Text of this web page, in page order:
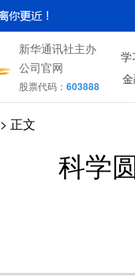
新华通讯社主办
公司官网
股票代码： 603888
学
金
> 正文
科学